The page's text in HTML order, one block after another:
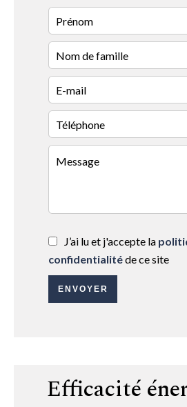
J’ai lu et j'accepte la
confidentialitéde ce site
ENVOYER
Efficacité